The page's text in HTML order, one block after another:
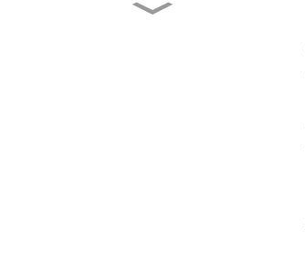
Toraidhean cùram fuilt